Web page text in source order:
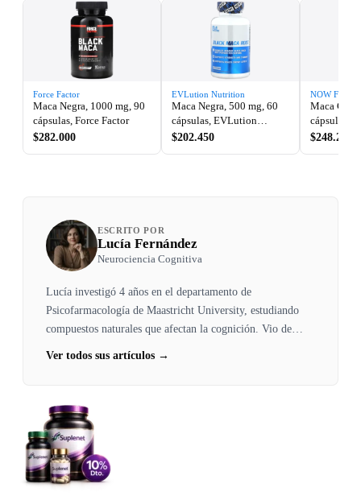
Force Factor
Maca Negra, 1000 mg, 90
cápsulas, Force Factor
$282.000
EVLution Nutrition
Maca Negra, 500 mg, 60
cápsulas, EVLution
Nutrition
$202.450
NOW Foods
Maca
cápsulas,
$248.200
ESCRITO POR
Lucía Fernández
Neurociencia Cognitiva
Lucía investigó 4 años en el departamento de
Psicofarmacología de Maastricht University, estudiando
compuestos naturales que afectan la cognición. Vio de
definió su carrera.
Ver todos sus artículos →